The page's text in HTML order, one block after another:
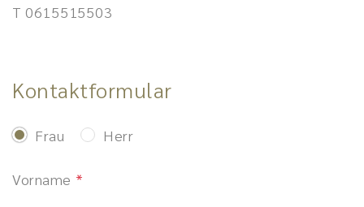
T 0615515503
Kontaktformular
Frau Herr
Vorname